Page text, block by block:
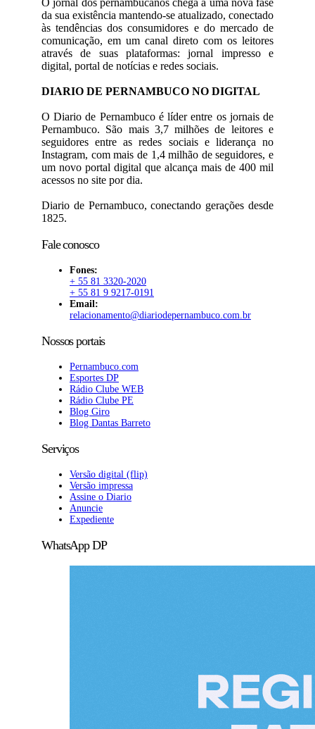
O jornal dos pernambucanos chega a uma nova fase
da sua existência mantendo-se atualizado, conectado
às tendências dos consumidores e do mercado de
comunicação, em um canal direto com os leitores
através de suas plataformas: jornal impresso e
digital, portal de notícias e redes sociais.
DIARIO DE PERNAMBUCO NO DIGITAL
O Diario de Pernambuco é líder entre os jornais de
Pernambuco. São mais 3,7 milhões de leitores e
seguidores entre as redes sociais e liderança no
Instagram, com mais de 1,4 milhão de seguidores, e
um novo portal digital que alcança mais de 400 mil
acessos no site por dia.
Diario de Pernambuco, conectando gerações desde
1825.
Fale conosco
Fones:
+ 55 81 3320-2020
+ 55 81 9 9217-0191
Email:
relacionamento@diariodepernambuco.com.br
Nossos portais
Pernambuco.com
Esportes DP
Rádio Clube WEB
Rádio Clube PE
Blog Giro
Blog Dantas Barreto
Serviços
Versão digital (flip)
Versão impressa
Assine o Diario
Anuncie
Expediente
WhatsApp DP